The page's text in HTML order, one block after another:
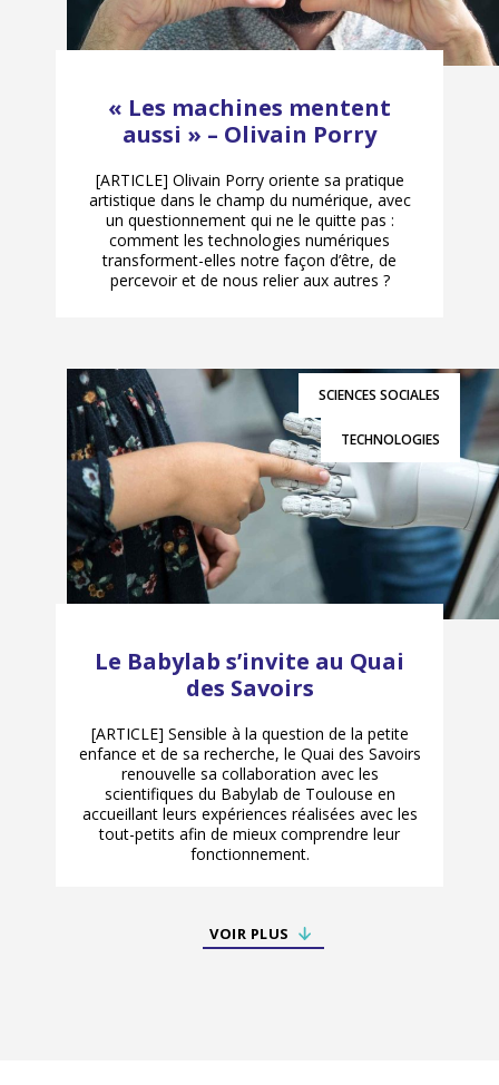
« Les machines mentent
aussi » – Olivain Porry
[ARTICLE] Olivain Porry oriente sa pratique
artistique dans le champ du numérique, avec
un questionnement qui ne le quitte pas :
comment les technologies numériques
transforment-elles notre façon d’être, de
percevoir et de nous relier aux autres ?
SCIENCES SOCIALES
TECHNOLOGIES
Le Babylab s’invite au Quai
des Savoirs
[ARTICLE] Sensible à la question de la petite
enfance et de sa recherche, le Quai des Savoirs
renouvelle sa collaboration avec les
scientifiques du Babylab de Toulouse en
accueillant leurs expériences réalisées avec les
tout-petits afin de mieux comprendre leur
fonctionnement.
VOIR PLUS